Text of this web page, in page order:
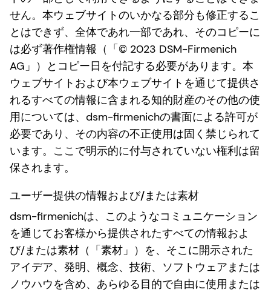
せん。本ウェブサイトのいかなる部分も修正するこ
とはできず、全体であれ一部であれ、そのコピーに
は必ず著作権情報（「© 2023 DSM-Firmenich
AG」）とコピー日を付記する必要があります。本
ウェブサイトおよび本ウェブサイトを通じて提供さ
れるすべての情報に含まれる知的財産のその他の使
用については、dsm-firmenichの書面による許可が
必要であり、その内容の不正使用は固く禁じられて
います。ここで明示的に付与されていない権利は留
保されます。
ユーザー提供の情報および/または素材
dsm-firmenichは、このようなコミュニケーション
を通じてお客様から提供されたすべての情報およ
び/または素材（「素材」）を、そこに開示された
アイデア、発明、概念、技術、ソフトウェアまたは
ノウハウを含め、あらゆる目的で自由に使用または